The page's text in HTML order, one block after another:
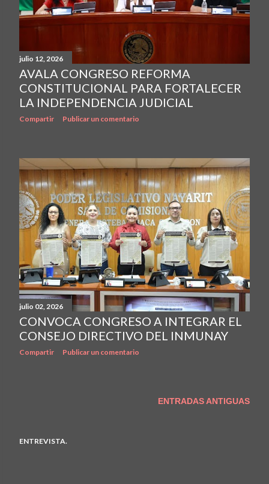
julio 12, 2026
AVALA CONGRESO REFORMA
CONSTITUCIONAL PARA FORTALECER
LA INDEPENDENCIA JUDICIAL
Compartir Publicar un comentario
julio 02, 2026
CONVOCA CONGRESO A INTEGRAR EL
CONSEJO DIRECTIVO DEL INMUNAY
Compartir Publicar un comentario
ENTRADAS ANTIGUAS
ENTREVISTA.